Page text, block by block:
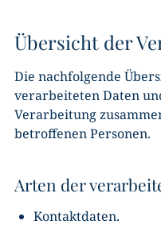
Übersicht der
Die nachfolgende
verarbeiteten Daten
Verarbeitung
betroffenen Personen.
Arten der
Kontaktdaten.